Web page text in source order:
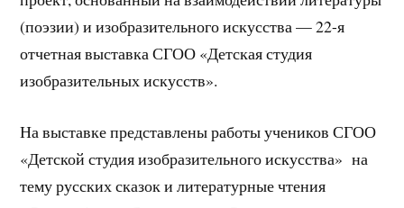
(поэзии) и изобразительного искусства — 22-я
отчетная выставка СГОО «Детская студия
изобразительных искусств».
На выставке представлены работы учеников СГОО
«Детской студия изобразительного искусства» на
тему русских сказок и литературные чтения